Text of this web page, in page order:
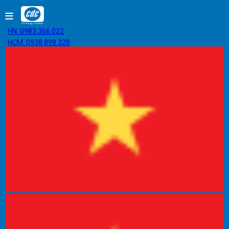
HN: 0983.366.022
HCM: 0938.898.328